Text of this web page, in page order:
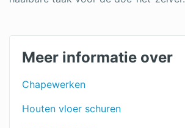
Meer informatie over
Chapewerken
Houten vloer schuren